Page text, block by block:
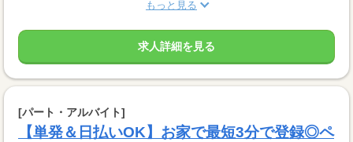
もっと見る
求人詳細を見る
[パート・アルバイト]
【単発＆日払いOK】お家で最短3分で登録◎ペ